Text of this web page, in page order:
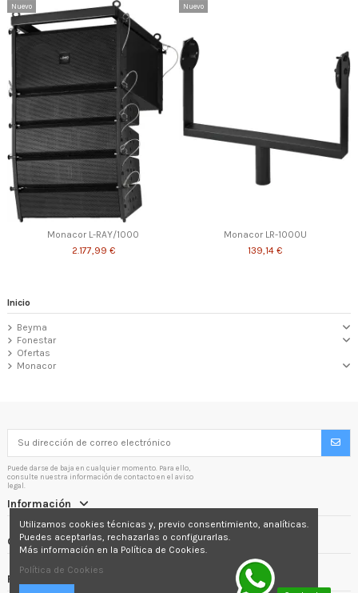
Nuevo
Monacor L-RAY/1000
2.177,99 €
Nuevo
Monacor LR-1000U
139,14 €
Inicio
Beyma
Fonestar
Ofertas
Monacor
Puede darse de baja en cualquier momento. Para ello,
consulte nuestra información de contacto en el aviso
legal.
Información
Contactáctenos
Follow us
Utilizamos cookies técnicas y, previo consentimiento, analíticas.
Puedes aceptarlas, rechazarlas o configurarlas.
Más información en la Política de Cookies.
Política de Cookies